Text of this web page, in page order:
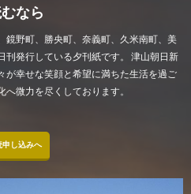
なら
鏡野町、勝央町、奈義町、久米南町、美
刊発行している夕刊紙です。 津山朝日新
が幸せな笑顔と希望に満ちた生活を過ご
微力を尽くしております。
申し込みへ